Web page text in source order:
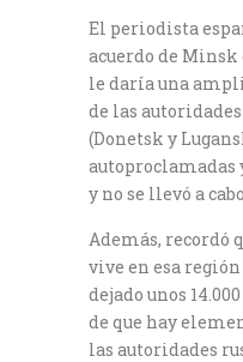
El periodista
acuerdo de Minsk
le daría una
de las
(Donetsk y
autoproclamadas
y no se llevó a
Además, recordó
vive en esa región
dejado unos
de que hay
las autoridades